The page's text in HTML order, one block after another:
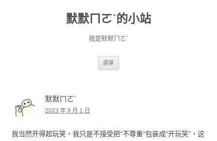
默默ㄇㄛˋ的小站
我是默默ㄇㄛˋ
選單
默默ㄇㄛˋ
2023 年 9 月 1 日
我当然开得起玩笑，我只是不接受把“不尊重”包装成“开玩笑”，这